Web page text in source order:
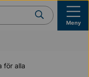
du?
Meny
för alla